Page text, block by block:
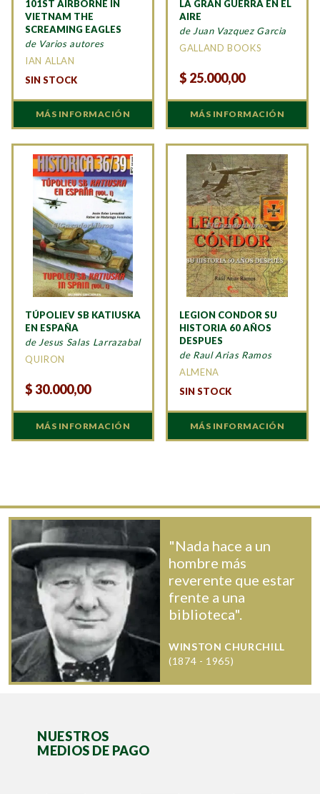
101ST AIRBORNE IN
VIETNAM THE
SCREAMING EAGLES
de Varios autores
IAN ALLAN
SIN STOCK
MÁS INFORMACIÓN
LA GRAN GUERRA EN EL
AIRE
de Juan Vazquez Garcia
GALLAND BOOKS
$ 25.000,00
MÁS INFORMACIÓN
TÚPOLIEV SB KATIUSKA
EN ESPAÑA
de Jesus Salas Larrazabal
QUIRON
$30.000,00
MÁS INFORMACIÓN
LEGION CONDOR SU
HISTORIA 60 AÑOS
DESPUES
de Raul Arias Ramos
ALMENA
SIN STOCK
MÁS INFORMACIÓN
"Nada hace a un
hombre más
reverente que estar
frente a una
biblioteca".
WINSTON CHURCHILL
(1874 - 1965)
NUESTROS
MEDIOS DE PAGO